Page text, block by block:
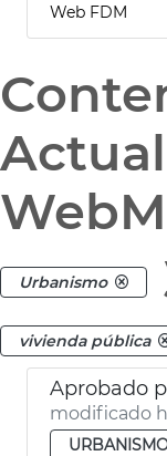
Web FDM
Urbanismo
vivienda pública
modificado